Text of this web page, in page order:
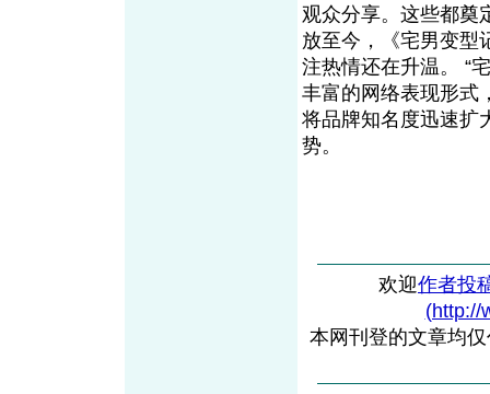
观众分享。这些都奠
放至今，《宅男变型
注热情还在升温。 “
丰富的网络表现形式
将品牌知名度迅速扩
势。
欢迎作者投
(http://
本网刊登的文章均